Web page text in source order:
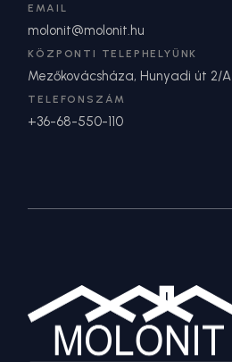
EMAIL
molonit@molonit.hu
KÖZPONTI TELEPHELYÜNK
Mezőkovácsháza, Hunyadi út 2/A
TELEFONSZÁM
+36-68-550-110